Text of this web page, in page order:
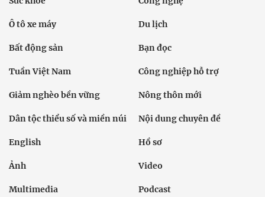
Ô tô xe máy Du lịch
Bất động sản Bạn đọc
Tuần Việt Nam Công nghiệp hỗ trợ
Giảm nghèo bền vững Nông thôn mới
Dân tộc thiểu số và miền núi Nội dung chuyên đề
English Hồ sơ
Ảnh Video
Multimedia Podcast